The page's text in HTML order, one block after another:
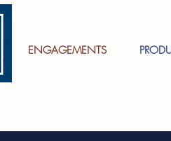
ENGAGEMENTS